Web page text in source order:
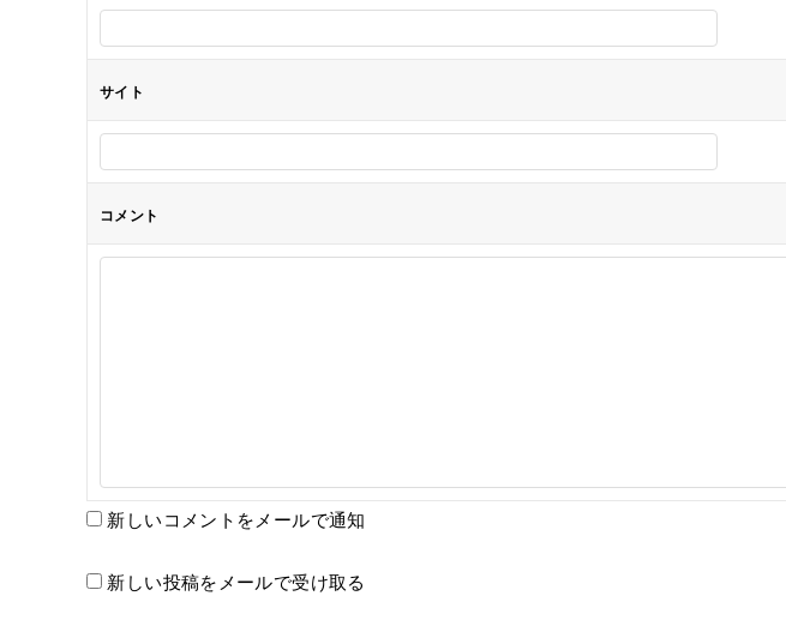
サイト
コメント
新しいコメントをメールで通知
新しい投稿をメールで受け取る